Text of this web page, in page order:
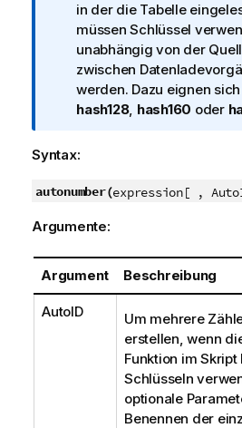
r
m
a
t
i
o
s
i
w
i
s
in der die Tabelle
müssen Schlüssel
unabhängig von der
zwischen
werden. Dazu eignen
hash128, hash160 oder
Syntax:
autonumber(expression[ ,
Argumente:
Argument Beschreibung
AutoID
Um mehrere
erstellen, wenn
Funktion im
Schlüsseln
optionale
Benennen der